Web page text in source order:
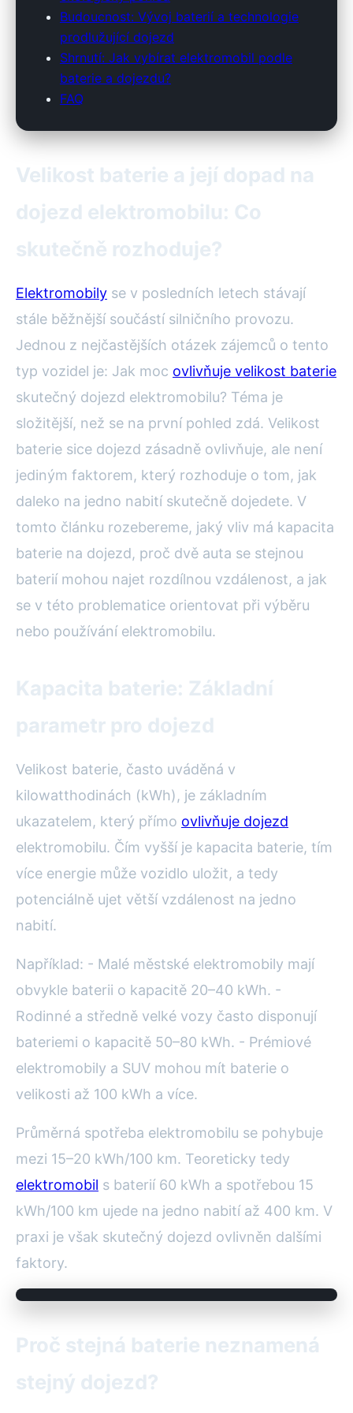
Budoucnost: Vývoj baterií a technologie
prodlužující dojezd
Shrnutí: Jak vybírat elektromobil podle
baterie a dojezdu?
FAQ
Velikost baterie a její dopad na
dojezd elektromobilu: Co
skutečně rozhoduje?
Elektromobily se v posledních letech stávají
stále běžnější součástí silničního provozu.
Jednou z nejčastějších otázek zájemců o tento
typ vozidel je: Jak moc ovlivňuje velikost baterie
skutečný dojezd elektromobilu? Téma je
složitější, než se na první pohled zdá. Velikost
baterie sice dojezd zásadně ovlivňuje, ale není
jediným faktorem, který rozhoduje o tom, jak
daleko na jedno nabití skutečně dojedete. V
tomto článku rozebereme, jaký vliv má kapacita
baterie na dojezd, proč dvě auta se stejnou
baterií mohou najet rozdílnou vzdálenost, a jak
se v této problematice orientovat při výběru
nebo používání elektromobilu.
Kapacita baterie: Základní
parametr pro dojezd
Velikost baterie, často uváděná v
kilowatthodinách (kWh), je základním
ukazatelem, který přímo ovlivňuje dojezd
elektromobilu. Čím vyšší je kapacita baterie, tím
více energie může vozidlo uložit, a tedy
potenciálně ujet větší vzdálenost na jedno
nabití.
Například: - Malé městské elektromobily mají
obvykle baterii o kapacitě 20–40 kWh. -
Rodinné a středně velké vozy často disponují
bateriemi o kapacitě 50–80 kWh. - Prémiové
elektromobily a SUV mohou mít baterie o
velikosti až 100 kWh a více.
Průměrná spotřeba elektromobilu se pohybuje
mezi 15–20 kWh/100 km. Teoreticky tedy
elektromobil s baterií 60 kWh a spotřebou 15
kWh/100 km ujede na jedno nabití až 400 km. V
praxi je však skutečný dojezd ovlivněn dalšími
faktory.
Proč stejná baterie neznamená
stejný dojezd?